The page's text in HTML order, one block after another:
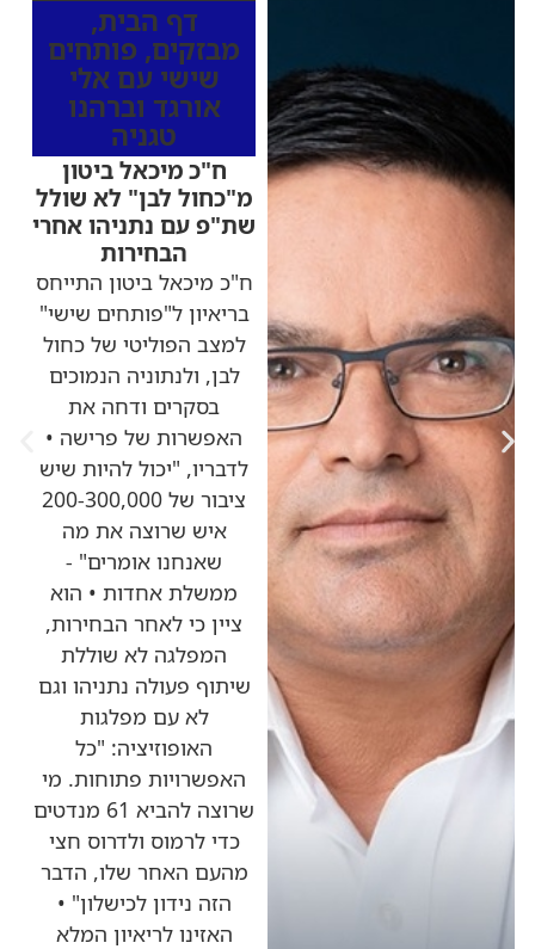
דף הבית,
מבזקים, פותחים
שישי עם אלי
אורגד וברהנו
טגניה
ח"כ מיכאל ביטון
מ"כחול לבן" לא שולל
שת"פ עם נתניהו אחרי
הבחירות
ח"כ מיכאל ביטון התייחס
בריאיון ל"פותחים שישי"
למצב הפוליטי של כחול
לבן, ולנתוניה הנמוכים
בסקרים ודחה את
האפשרות של פרישה •
לדבריו, "יכול להיות שיש
ציבור של 200-300,000
איש שרוצה את מה
שאנחנו אומרים" -
ממשלת אחדות • הוא
ציין כי לאחר הבחירות,
המפלגה לא שוללת
שיתוף פעולה נתניהו וגם
לא עם מפלגות
האופוזיציה: "כל
האפשרויות פתוחות. מי
שרוצה להביא 61 מנדטים
כדי לרמוס ולדרוס חצי
מהעם האחר שלו, הדבר
הזה נידון לכישלון" •
האזינו לריאיון המלא